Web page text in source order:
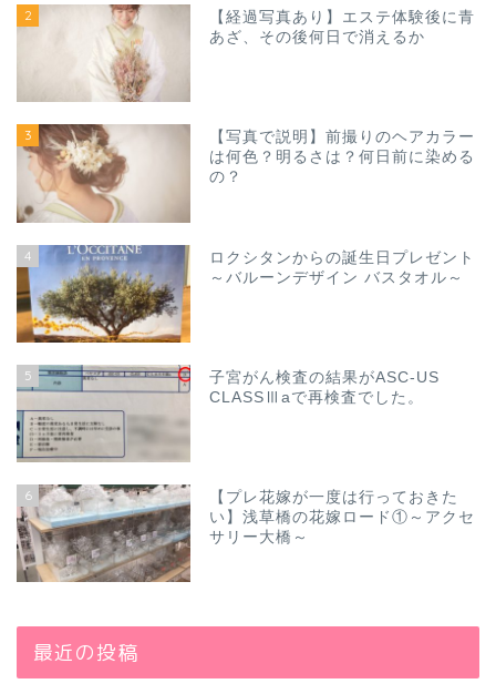
2
【経過写真あり】エステ体験後に青
あざ、その後何日で消えるか
3
【写真で説明】前撮りのヘアカラー
は何色？明るさは？何日前に染める
の？
4
ロクシタンからの誕生日プレゼント
～バルーンデザイン バスタオル～
5
子宮がん検査の結果がASC-US
CLASSⅢaで再検査でした。
6
【プレ花嫁が一度は行っておきた
い】浅草橋の花嫁ロード①～アクセ
サリー大橋～
最近の投稿